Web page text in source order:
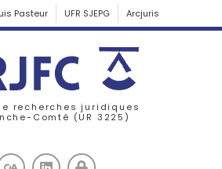
Pasteur UFR SJEPG Arcjuris
recherches juridiques
Comté (UR 3225)